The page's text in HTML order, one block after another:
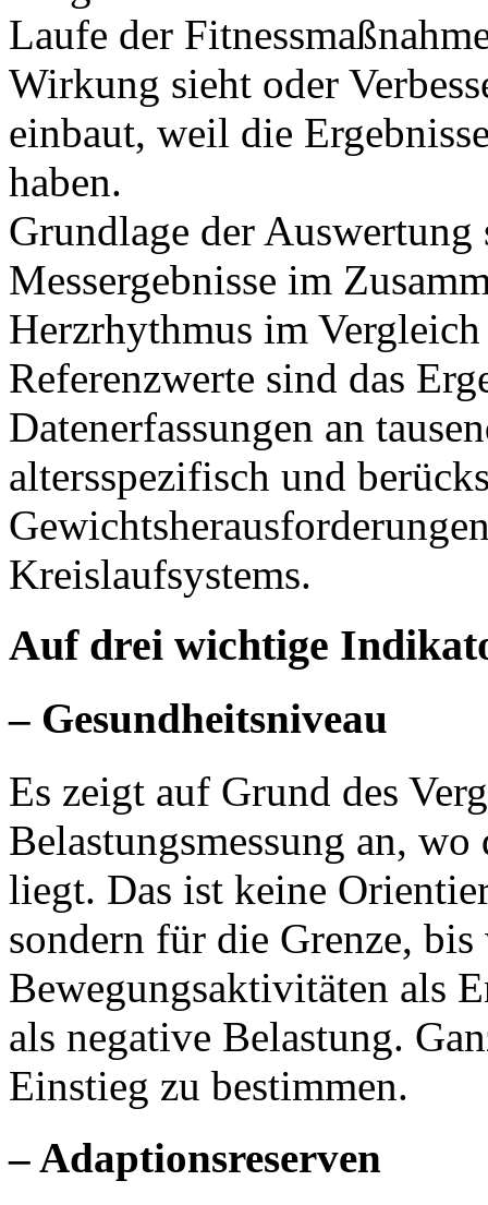
Laufe der
Wirkung sieht oder
einbaut, weil die
haben.
Grundlage der
Messergebnisse im
Herzrhythmus im
Referenzwerte sind das
Datenerfassungen an
altersspezifisch und
Kreislaufsystems.
Auf drei wichtige
– Gesundheitsniveau
Es zeigt auf Grund des
Belastungsmessung an,
liegt. Das ist keine
sondern für die Grenze,
Bewegungsaktivitäten als
als negative Belastung.
Einstieg zu bestimmen.
– Adaptionsreserven